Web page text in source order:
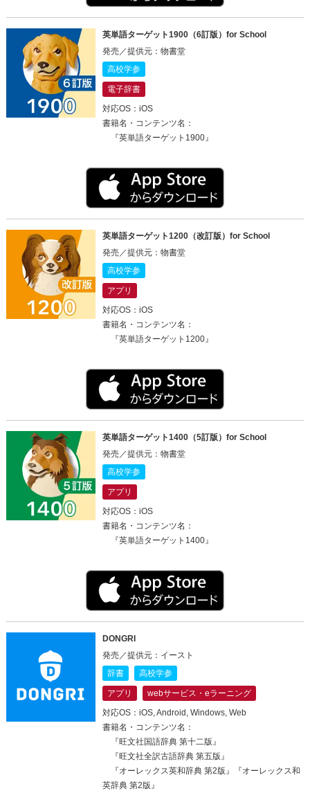
英単語ターゲット1900（6訂版）for School
発売／提供元：物書堂
高校学参
電子辞書
対応OS：iOS
書籍名・コンテンツ名：
『英単語ターゲット1900』
英単語ターゲット1200（改訂版）for School
発売／提供元：物書堂
高校学参
アプリ
対応OS：iOS
書籍名・コンテンツ名：
『英単語ターゲット1200』
英単語ターゲット1400（5訂版）for School
発売／提供元：物書堂
高校学参
アプリ
対応OS：iOS
書籍名・コンテンツ名：
『英単語ターゲット1400』
DONGRI
発売／提供元：イースト
辞書
高校学参
アプリ
webサービス・eラーニング
対応OS：iOS, Android, Windows, Web
書籍名・コンテンツ名：
『旺文社国語辞典 第十二版』
『旺文社全訳古語辞典 第五版』
『オーレックス英和辞典 第2版』『オーレックス和
英辞典 第2版』